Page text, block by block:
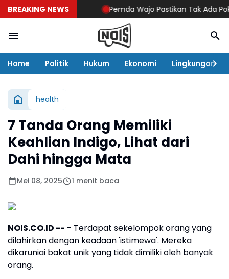
BREAKING NEWS Pemda Wajo Pastikan Tak Ada Pokok
Home Politik Hukum Ekonomi Lingkungan
health
7 Tanda Orang Memiliki
Keahlian Indigo, Lihat dari
Dahi hingga Mata
Mei 08, 2025 1 menit baca
NOIS.CO.ID -- – Terdapat sekelompok orang yang
dilahirkan dengan keadaan 'istimewa'. Mereka
dikaruniai bakat unik yang tidak dimiliki oleh banyak
orang.